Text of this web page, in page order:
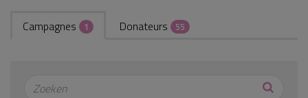
Campagnes 1 Donateurs 55